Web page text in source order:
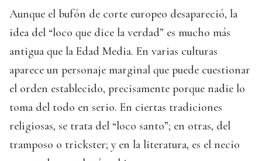
Aunque el bufón de corte europeo desapareció, la
idea del “loco que dice la verdad” es mucho más
antigua que la Edad Media. En varias culturas
aparece un personaje marginal que puede cuestionar
el orden establecido, precisamente porque nadie lo
toma del todo en serio. En ciertas tradiciones
religiosas, se trata del “loco santo”; en otras, del
tramposo o trickster; y en la literatura, es el necio